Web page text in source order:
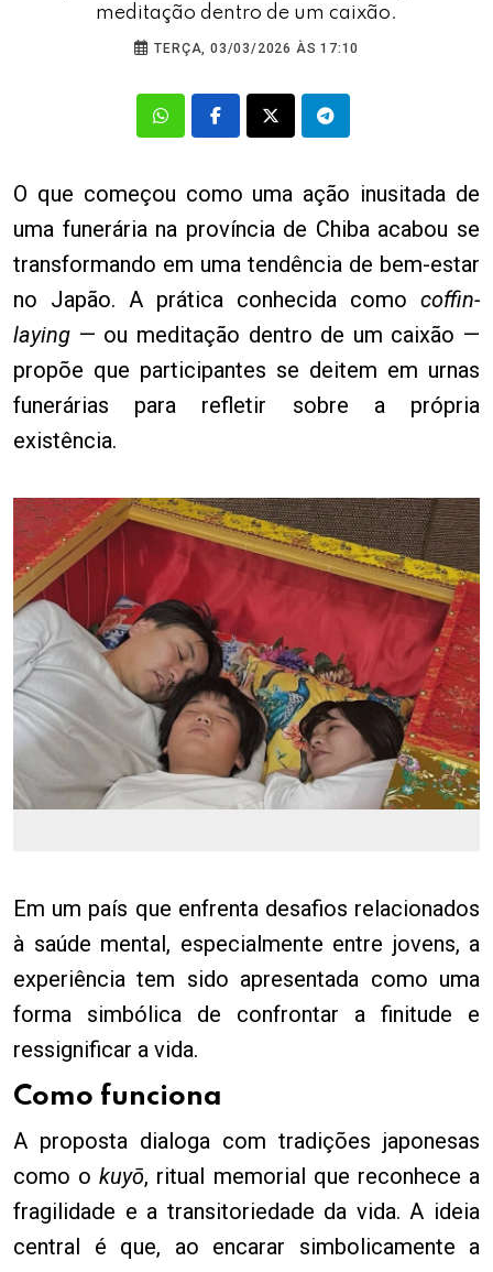
meditação dentro de um caixão.
TERÇA, 03/03/2026 ÀS 17:10
O que começou como uma ação inusitada de
uma funerária na província de Chiba acabou se
transformando em uma tendência de bem-estar
no Japão. A prática conhecida como coffin-
laying — ou meditação dentro de um caixão —
propõe que participantes se deitem em urnas
funerárias para refletir sobre a própria
existência.
Em um país que enfrenta desafios relacionados
à saúde mental, especialmente entre jovens, a
experiência tem sido apresentada como uma
forma simbólica de confrontar a finitude e
ressignificar a vida.
Como funciona
A proposta dialoga com tradições japonesas
como okuyō, ritual memorial que reconhece a
fragilidade e a transitoriedade da vida. A ideia
central é que, ao encarar simbolicamente a